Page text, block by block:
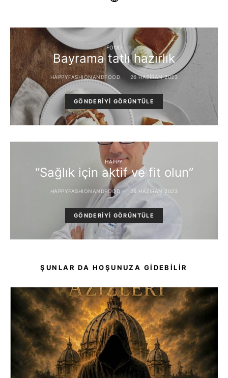
FOOD
Bayrama tatlı hazırlık
HAPPYFASHIONANDFOOD 26 HAZIRAN 2023
GÖNDERIYI GÖRÜNTÜLE
HAPPY
“Sağlık için aktif ve fit olun”
HAPPYFASHIONANDFOOD 26 HAZIRAN 2023
GÖNDERIYI GÖRÜNTÜLE
ŞUNLAR DA HOŞUNUZA GIDEBILIR